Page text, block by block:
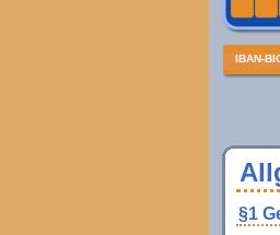
IBAN-
§1